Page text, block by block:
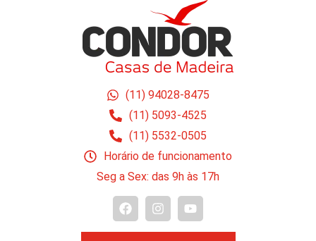
(11) 94028-8475
(11) 5093-4525
(11) 5532-0505
Horário de funcionamento
Seg a Sex: das 9h às 17h